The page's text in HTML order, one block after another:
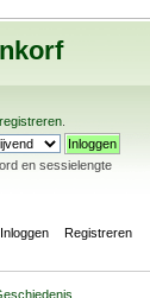
registreren
en sessielengte
Inloggen Registreren